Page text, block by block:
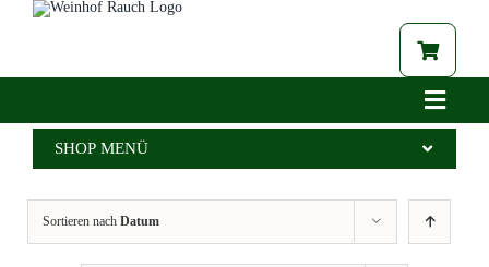
Toggle
SHOP MENÜ
Sortieren nach Datum